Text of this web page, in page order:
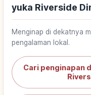
yuka Riverside
Menginap di dekatnya
pengalaman lokal.
Cari penginapan